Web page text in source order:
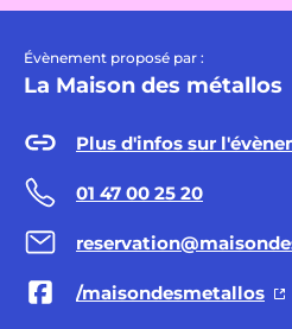
Évènement proposé par :
La Maison des métallos
Plus d'infos sur
01 47 00 25 20
/maisondesmetallos